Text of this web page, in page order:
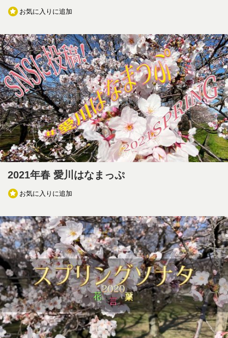
お気に入りに追加
2021年春 愛川はなまっぷ
お気に入りに追加